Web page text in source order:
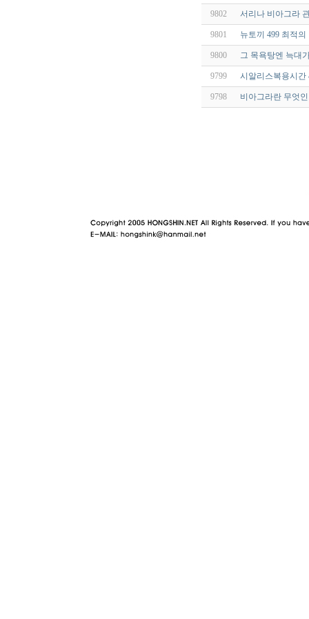
9802 서리나 비아그라
9801 뉴토끼 499 최적
9800 그 목욕탕엔 늑대
9799 시­알리스복용시
9798 비아그라란 무엇